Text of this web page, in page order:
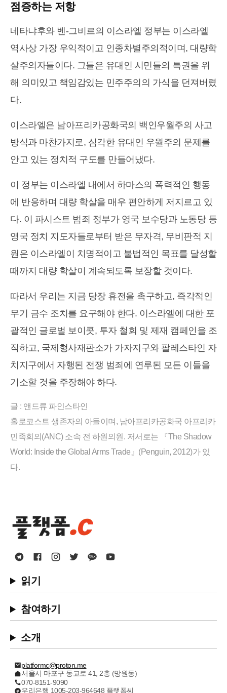
점증하는 저항
네타냐후와 벤-그비르의 이스라엘 정부는 이스라엘
역사상 가장 우익적이고 인종차별주의적이며, 대량학
살주의자들이다. 그들은 유대인 시민들의 특권을 위
해 의미있고 책임감있는 민주주의의 가식을 던져버렸
다.
이스라엘은 남아프리카공화국의 백인우월주의 사고
방식과 마찬가지로, 심각한 유대인 우월주의 문제를
안고 있는 정치적 구도를 만들어냈다.
이 정부는 이스라엘 내에서 하마스의 폭력적인 행동
에 반응하며 대량 학살을 매우 편안하게 저지르고 있
다. 이 파시스트 범죄 정부가 영국 보수당과 노동당 등
영국 정치 지도자들로부터 받은 무자격, 무비판적 지
원은 이스라엘이 치명적이고 불법적인 목표를 달성할
때까지 대량 학살이 계속되도록 보장할 것이다.
따라서 우리는 지금 당장 휴전을 촉구하고, 즉각적인
무기 금수 조치를 요구해야 한다. 이스라엘에 대한 포
괄적인 글로벌 보이콧, 투자 철회 및 제재 캠페인을 조
직하고, 국제형사재판소가 가자지구와 팔레스타인 자
치지구에서 자행된 전쟁 범죄에 연루된 모든 이들을
기소할 것을 주장해야 하다.
글 : 앤드류 파인스타인
홀로코스트 생존자의 아들이며, 남아프리카공화국 아프리카
민족회의(ANC) 소속 전 하원의원. 저서로는 『The Shadow
World: Inside the Global Arms Trade』(Penguin, 2012)가 있
다.
읽기
참여하기
소개
platformc@proton.me
서울시 마포구 동교로 41, 2층 (망원동)
070-8151-9090
우리은행 1005-203-964648 플랫폼씨